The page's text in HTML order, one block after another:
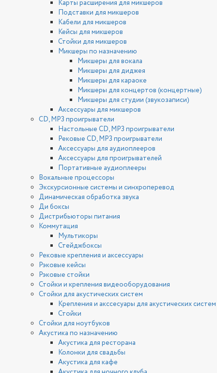
Карты расширения для микшеров
Подставки для микшеров
Кабели для микшеров
Кейсы для микшеров
Стойки для микшеров
Микшеры по назначению
Микшеры для вокала
Микшеры для диджея
Микшеры для караоке
Микшеры для концертов (концертные)
Микшеры для студии (звукозаписи)
Аксессуары для микшеров
CD, MP3 проигрыватели
Настольные CD, MP3 проигрыватели
Рековые CD, MP3 проигрыватели
Аксессуары для аудиоплееров
Аксессуары для проигрывателей
Портативные аудиоплееры
Вокальные процессоры
Экскурсионные системы и синхроперевод
Динамическая обработка звука
Ди боксы
Дистрибьюторы питания
Коммутация
Мультикоры
Стейджбоксы
Рековые крепления и аксессуары
Рэковые кейсы
Рэковые стойки
Стойки и крепления видеооборудования
Стойки для акустических систем
Крепления и акссесуары для акустических систем
Стойки
Стойки для ноутбуков
Акустика по назначению
Акустика для ресторана
Колонки для свадьбы
Акустика для кафе